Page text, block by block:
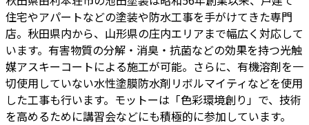
住宅やアパートなどの塗装や防水工事を手がけてきた専門
店。秋田県内から、山形県の庄内エリアまで幅広く対応して
います。有害物質の分解・消臭・抗菌などの効果を持つ光触
媒アスキーコートによる施工が可能。さらに、有機溶剤を一
切使用していない水性塗膜防水剤リボルマイティなどを使用
した工事も行います。モットーは「色彩環境創り」で、技術
を高めるために講習会などにも積極的に参加しています。